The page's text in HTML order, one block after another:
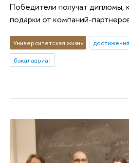
Победители получат дипломы,
подарки от компаний-
Университетская жизнь достижения
бакалавриат